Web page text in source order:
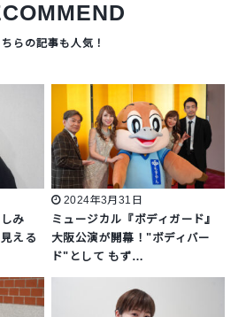
み
える
2024年3月31日
ミュージカル『ボディガード』
大阪公演が開幕！"ボディバー
ド"として もず…